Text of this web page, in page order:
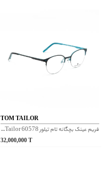
TOM TAILOR
فریم عینک بچگانه تام تیلور Tom Tailor 60578 - مشکی
32,000,000 T